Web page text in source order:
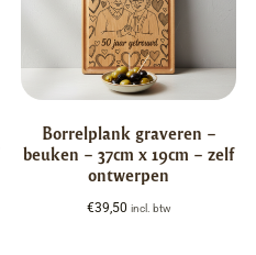
Borrelplank graveren –
beuken – 37cm x 19cm – zelf
ontwerpen
€39,50 incl. btw